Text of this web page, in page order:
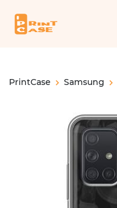
PrintCase Samsung